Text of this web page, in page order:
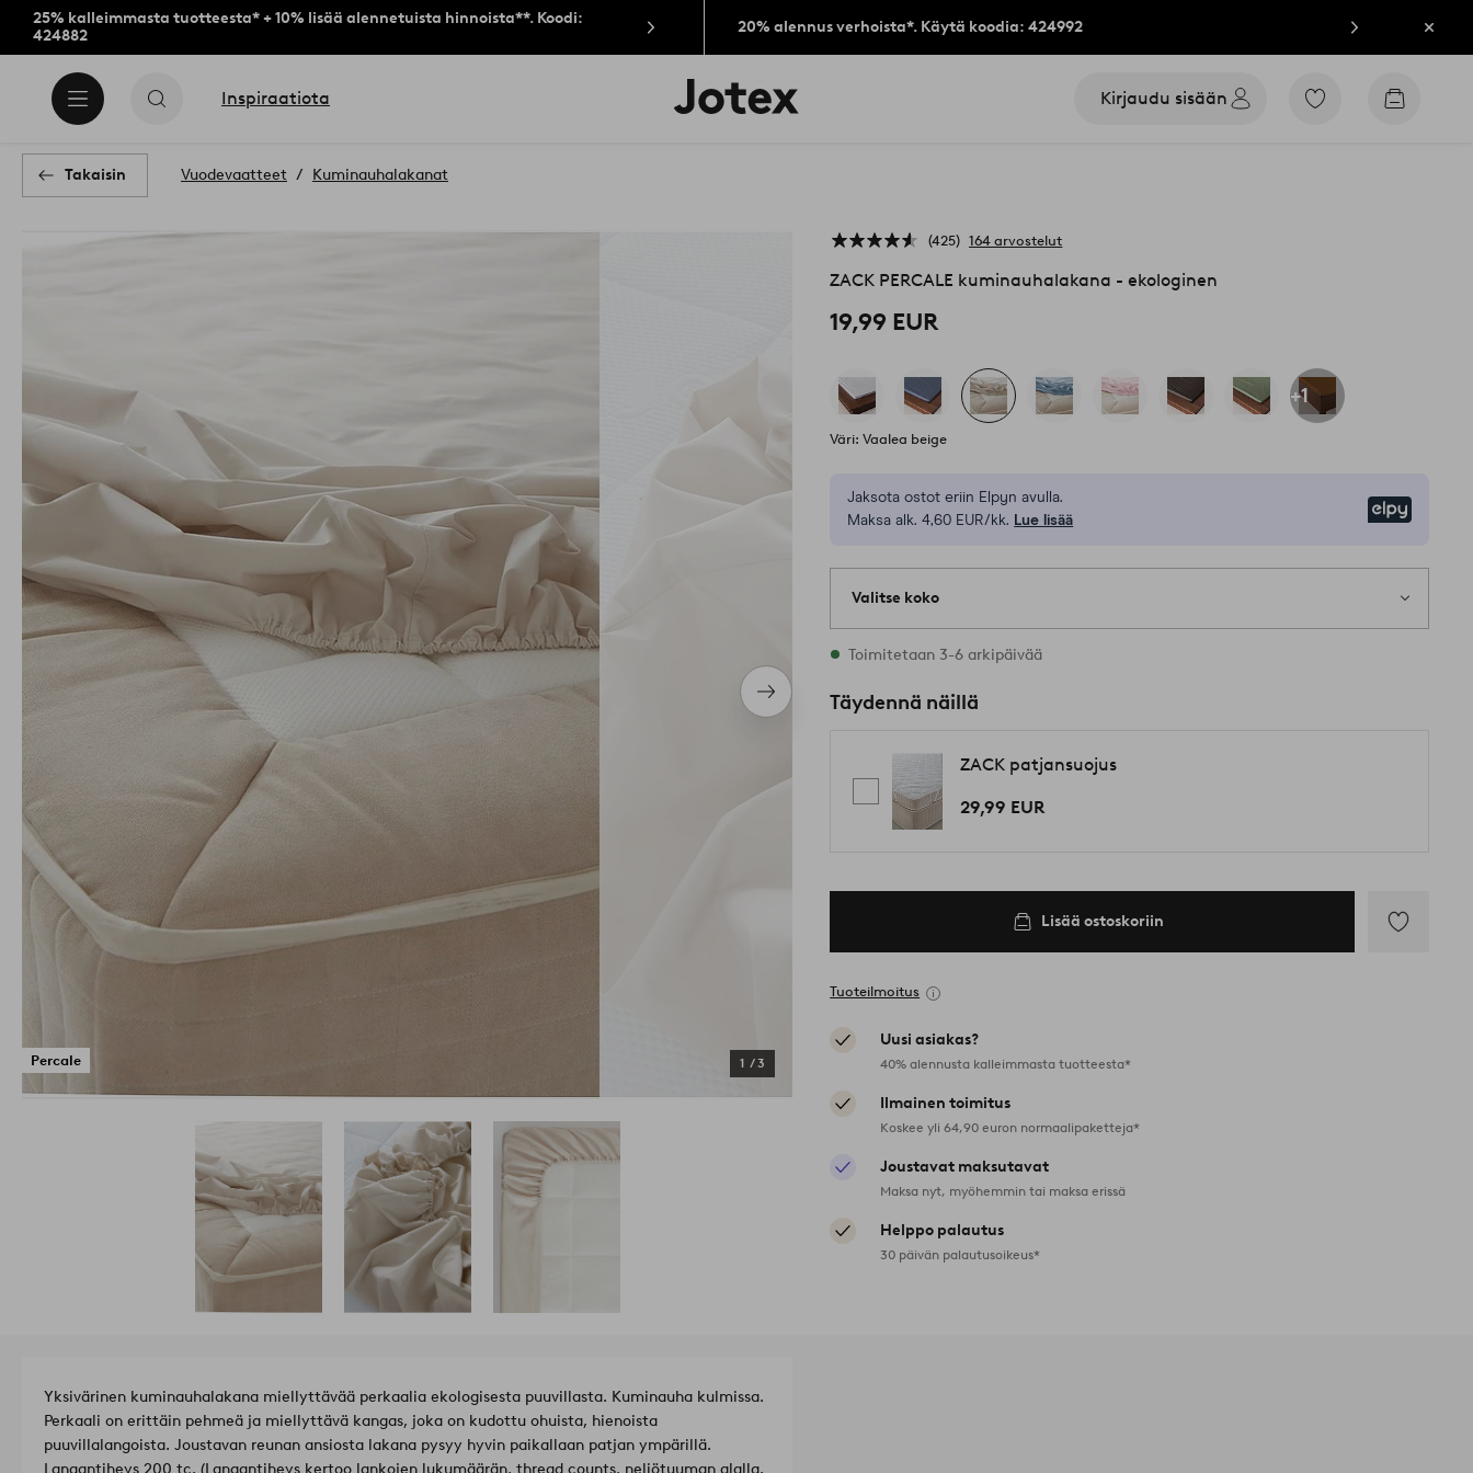
25% kalleimmasta tuotteesta* + 10% lisää alennetuista hinnoista**. Koodi:
424882
20% alennus verhoista*. Käytä koodia: 424992 Sulje
Inspiraatiota
Jotex-
logo
Kirjaudu sisään
Siirry
Siirry
Takaisin Vuodevaatteet Kuminauhalakanat
Seuraava
tuote
Percale 1 /3
425 164 arvostelut
ZACK PERCALE kuminauhalakana - ekologinen
19,99 EUR
+1
Väri: Vaalea beige
Jaksota ostot eriin Elpyn avulla.
Maksa alk. 4,60 EUR/kk. Lue lisää
Valitse koko
Varastossa on kaikkia kokoja
Toimitetaan 3-6 arkipäivää
Täydennä näillä
ZACK patjansuojus
29,99 EUR
Lisää ostoskoriin
Tuoteilmoitus
Uusi asiakas?
40% alennusta kalleimmasta tuotteesta*
Ilmainen toimitus
Koskee yli 64,90 euron normaalipaketteja*
Joustavat maksutavat
Maksa nyt, myöhemmin tai maksa erissä
Helppo palautus
30 päivän palautusoikeus*
Yksivärinen kuminauhalakana miellyttävää perkaalia ekologisesta puuvillasta. Kuminauha kulmissa.
Perkaali on erittäin pehmeä ja miellyttävä kangas, joka on kudottu ohuista, hienoista
puuvillalangoista. Joustavan reunan ansiosta lakana pysyy hyvin paikallaan patjan ympärillä.
Langantiheys 200 tc. (Langantiheys kertoo lankojen lukumäärän, thread counts, neliötuuman alalla.